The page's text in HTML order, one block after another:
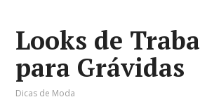
Looks de
para Grávidas
Dicas de Moda